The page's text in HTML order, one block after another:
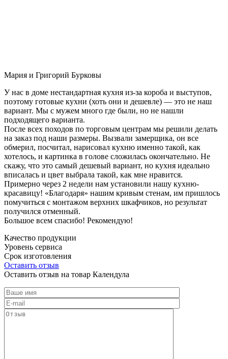
Мария и Григорий Бурковы
У нас в доме нестандартная кухня из-за короба и выступов,
поэтому готовые кухни (хоть они и дешевле) — это не наш
вариант. Мы с мужем много где были, но не нашли
подходящего варианта.
После всех походов по торговым центрам мы решили делать
на заказ под наши размеры. Вызвали замерщика, он все
обмерил, посчитал, нарисовал кухню именно такой, как
хотелось, и картинка в голове сложилась окончательно. Не
скажу, что это самый дешевый вариант, но кухня идеально
вписалась и цвет выбрала такой, как мне нравится.
Примерно через 2 недели нам установили нашу кухню-
красавицу! «Благодаря» нашим кривым стенам, им пришлось
помучиться с монтажом верхних шкафчиков, но результат
получился отменный.
Большое всем спасибо! Рекомендую!
Качество продукции
Уровень сервиса
Срок изготовления
Оставить отзыв
Оставить отзыв на товар Календула